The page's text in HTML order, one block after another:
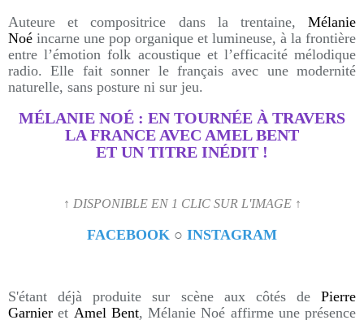
Auteure et compositrice dans la trentaine, Mélanie
Noé incarne une pop organique et lumineuse, à la frontière
entre l’émotion folk acoustique et l’efficacité mélodique
radio. Elle fait sonner le français avec une modernité
naturelle, sans posture ni sur jeu.
MÉLANIE NOÉ : EN TOURNÉE À TRAVERS
LA FRANCE AVEC AMEL BENT
ET UN TITRE INÉDIT !
↑ DISPONIBLE EN 1 CLIC SUR L'IMAGE ↑
FACEBOOK ○ INSTAGRAM
S'étant déjà produite sur scène aux côtés de Pierre
Garnier et Amel Bent, Mélanie Noé affirme une présence